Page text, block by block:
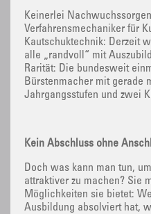
Keinerlei
Verfahrensmechaniker für
Kautschuktechnik: Derzeit
alle „randvoll“ mit
Rarität: Die bundesweit
Bürstenmacher mit gerade
Jahrgangsstufen und zwei
Kein Abschluss ohne
Doch was kann man tun,
attraktiver zu machen? Sie
Möglichkeiten sie bietet:
Ausbildung absolviert hat,